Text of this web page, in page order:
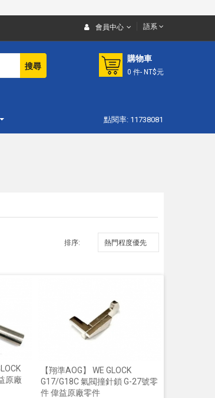
會員中心 語系
搜尋
購物車
0 件- NT$元
點閱率: 11738081
排序:
原廠
【翔準AOG】 WE GLOCK
G17/G18C 氣閥撞針鎖 G-27號零
件 偉益原廠零件